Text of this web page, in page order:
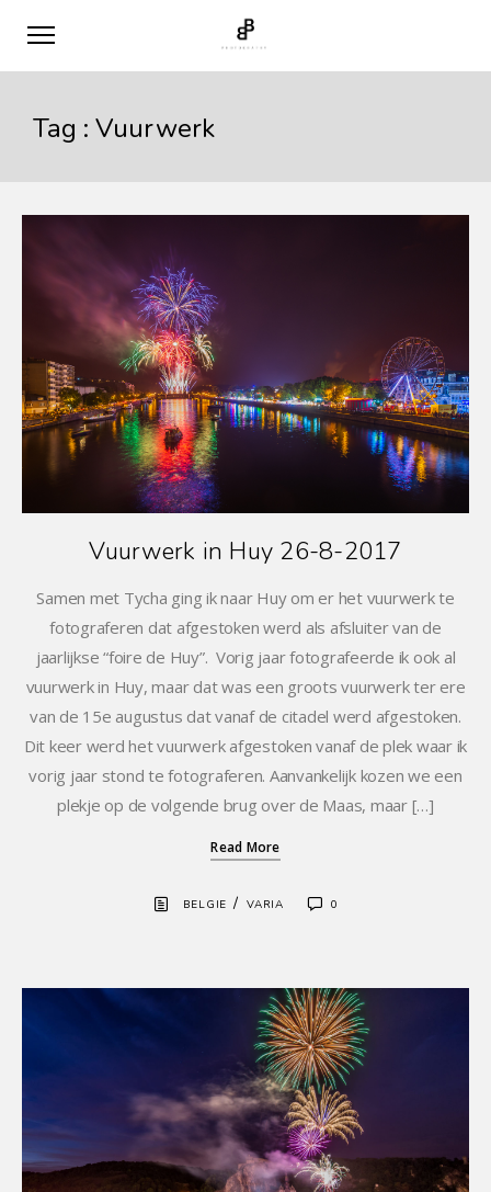
Tag :Vuurwerk
Vuurwerk in Huy 26-8-2017
Samen met Tycha ging ik naar Huy om er het vuurwerk te
fotograferen dat afgestoken werd als afsluiter van de
jaarlijkse “foire de Huy”. Vorig jaar fotografeerde ik ook al
vuurwerk in Huy, maar dat was een groots vuurwerk ter ere
van de 15e augustus dat vanaf de citadel werd afgestoken.
Dit keer werd het vuurwerk afgestoken vanaf de plek waar ik
vorig jaar stond te fotograferen. Aanvankelijk kozen we een
plekje op de volgende brug over de Maas, maar […]
Read More
BELGIE / VARIA 0